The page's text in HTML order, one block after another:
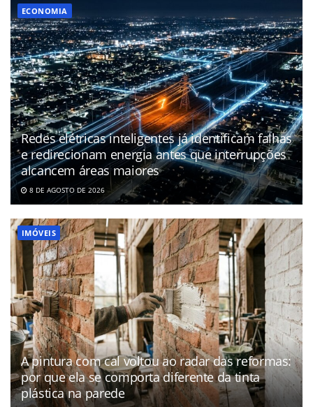
ECONOMIA
Redes elétricas inteligentes já identificam falhas
e redirecionam energia antes que interrupções
alcancem áreas maiores
8 DE AGOSTO DE 2026
IMÓVEIS
A pintura com cal voltou ao radar das reformas:
por que ela se comporta diferente da tinta
plástica na parede